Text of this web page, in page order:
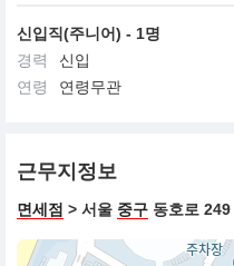
신입직(주니어) - 1명
경력
신입
연령
연령무관
근무지정보
면세점 > 서울 중구 동호로 249